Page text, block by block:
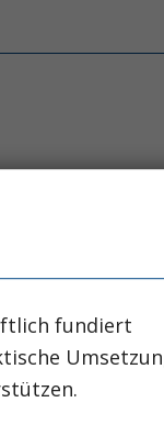
an
Der
sind
fundiert